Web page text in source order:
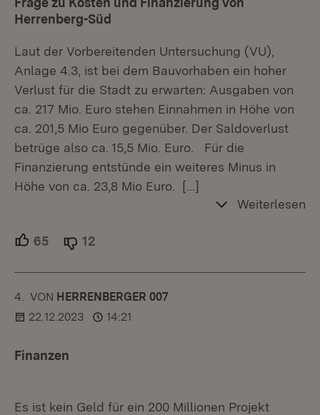
Herrenberg-Süd
Laut der Vorbereitenden Untersuchung (VU),
Anlage 4.3, ist bei dem Bauvorhaben ein hoher
Verlust für die Stadt zu erwarten: Ausgaben von
ca. 217 Mio. Euro stehen Einnahmen in Höhe von
ca. 201,5 Mio Euro gegenüber. Der Saldoverlust
betrüge also ca. 15,5 Mio. Euro. Für die
Finanzierung entstünde ein weiteres Minus in
Höhe von ca. 23,8 Mio Euro.
[…]
Weiterlesen
65 Unterstützer.
12
4. KOMMENTAR
VON :HERRENBERGER 007
22.12.2023
14:21
Finanzen
Es ist kein Geld für ein 200 Millionen Projekt